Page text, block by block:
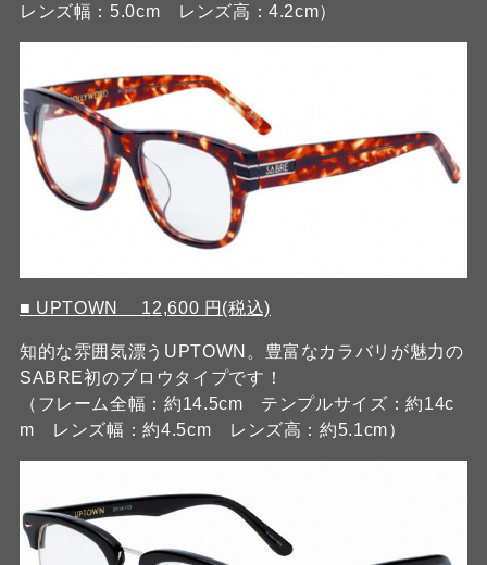
レンズ幅：5.0cm レンズ高：4.2cm）
■ UPTOWN 12,600 円(税込)
知的な雰囲気漂うUPTOWN。豊富なカラバリが魅力の
SABRE初のブロウタイプです！
（フレーム全幅：約14.5cm テンプルサイズ：約14c
m レンズ幅：約4.5cm レンズ高：約5.1cm）